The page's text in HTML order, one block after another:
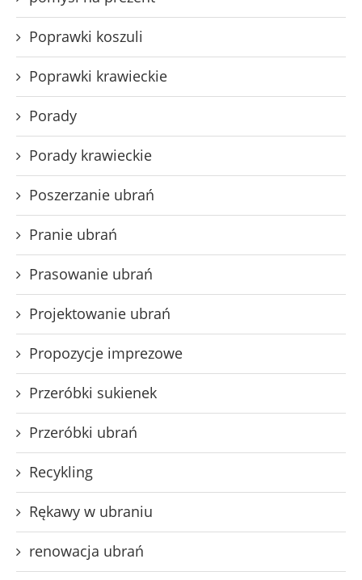
Poprawki koszuli
Poprawki krawieckie
Porady
Porady krawieckie
Poszerzanie ubrań
Pranie ubrań
Prasowanie ubrań
Projektowanie ubrań
Propozycje imprezowe
Przeróbki sukienek
Przeróbki ubrań
Recykling
Rękawy w ubraniu
renowacja ubrań